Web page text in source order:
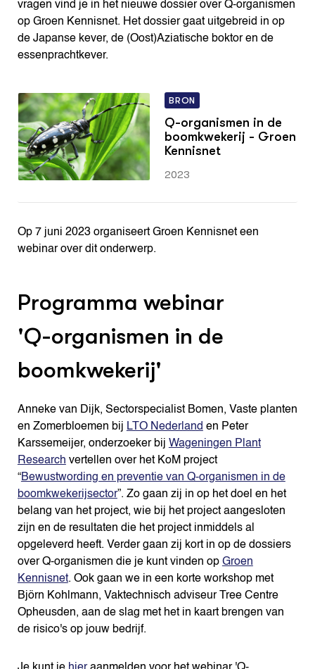
vragen vind je in het nieuwe dossier over Q-organismen
op Groen Kennisnet. Het dossier gaat uitgebreid in op
de Japanse kever, de (Oost)Aziatische boktor en de
essenprachtkever.
BRON
Q-organismen in de
boomkwekerij - Groen
Kennisnet
2023
Op 7 juni 2023 organiseert Groen Kennisnet een
webinar over dit onderwerp.
Programma webinar
'Q-organismen in de
boomkwekerij'
Anneke van Dijk, Sectorspecialist Bomen, Vaste planten
en Zomerbloemen bij LTO Nederland en Peter
Karssemeijer, onderzoeker bij Wageningen Plant
Research vertellen over het KoM project
“Bewustwording en preventie van Q-organismen in de
boomkwekerijsector”. Zo gaan zij in op het doel en het
belang van het project, wie bij het project aangesloten
zijn en de resultaten die het project inmiddels al
opgeleverd heeft. Verder gaan zij kort in op de dossiers
over Q-organismen die je kunt vinden op Groen
Kennisnet. Ook gaan we in een korte workshop met
Björn Kohlmann, Vaktechnisch adviseur Tree Centre
Opheusden, aan de slag met het in kaart brengen van
de risico's op jouw bedrijf.